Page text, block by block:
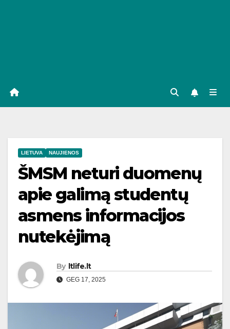
LIETUVA NAUJIENOS
ŠMSM neturi duomenų
apie galimą studentų
asmens informacijos
nutekėjimą
By ltlife.lt
GEG 17, 2025